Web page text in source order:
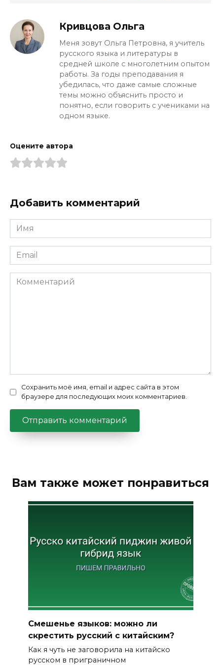
Кривцова Ольга
Меня зовут Ольга Петровна, я учитель
русского языка и литературы в
средней школе с многолетним опытом
работы. За годы преподавания я
убедилась, что даже самые сложные
темы можно объяснить просто и
понятно, если говорить с учениками на
одном языке.
Оцените автора
Добавить комментарий
Имя
*
Email
*
Комментарий
Сохранить моё имя, email и адрес сайта в этом
браузере для последующих моих комментариев.
Вам также может понравиться
Смешенье языков: можно ли
скрестить русский с китайским?
Как я чуть не заговорила на китайско
русском в приграничном